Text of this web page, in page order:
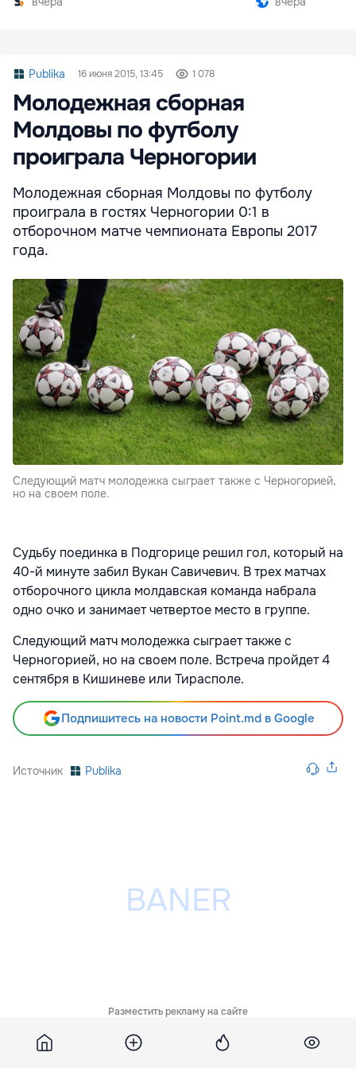
Publika 16 июня 2015, 13:45 1 078
Молодежная сборная
Молдовы по футболу
проиграла Черногории
Молодежная сборная Молдовы по футболу
проиграла в гостях Черногории 0:1 в
отборочном матче чемпионата Европы 2017
года.
Следующий матч молодежка сыграет также с Черногорией,
но на своем поле.
Судьбу поединка в Подгорице решил гол, который на
40-й минуте забил Вукан Савичевич. В трех матчах
отборочного цикла молдавская команда набрала
одно очко и занимает четвертое место в группе.
Следующий матч молодежка сыграет также с
Черногорией, но на своем поле. Встреча пройдет 4
сентября в Кишиневе или Тирасполе.
Подпишитесь на новости Point.md в Google
Источник Publika
Разместить рекламу на сайте